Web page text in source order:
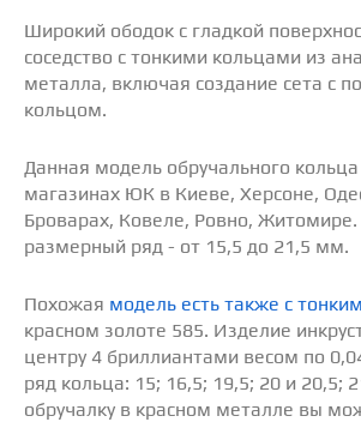
Широкий ободок с гладкой
соседство с тонкими кольцами из
металла, включая создание сета с
кольцом.
Данная модель обручального
магазинах ЮК в Киеве, Херсоне,
Броварах, Ковеле, Ровно, Житомире.
размерный ряд - от 15,5 до 21,5 мм.
Похожая модель есть также с
красном золоте 585. Изделие
центру 4 бриллиантами весом по
ряд кольца: 15; 16,5; 19,5; 20 и 20,5;
обручалку в красном металле вы